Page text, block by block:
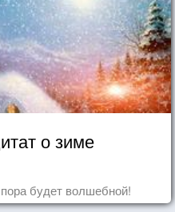
о зиме
будет волшебной!